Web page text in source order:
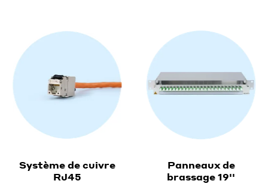
Système de cuivre
RJ45
Panneaux de
brassage 19''